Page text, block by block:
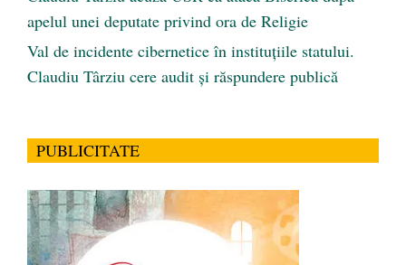
apelul unei deputate privind ora de Religie
Val de incidente cibernetice în instituțiile statului.
Claudiu Târziu cere audit și răspundere publică
PUBLICITATE